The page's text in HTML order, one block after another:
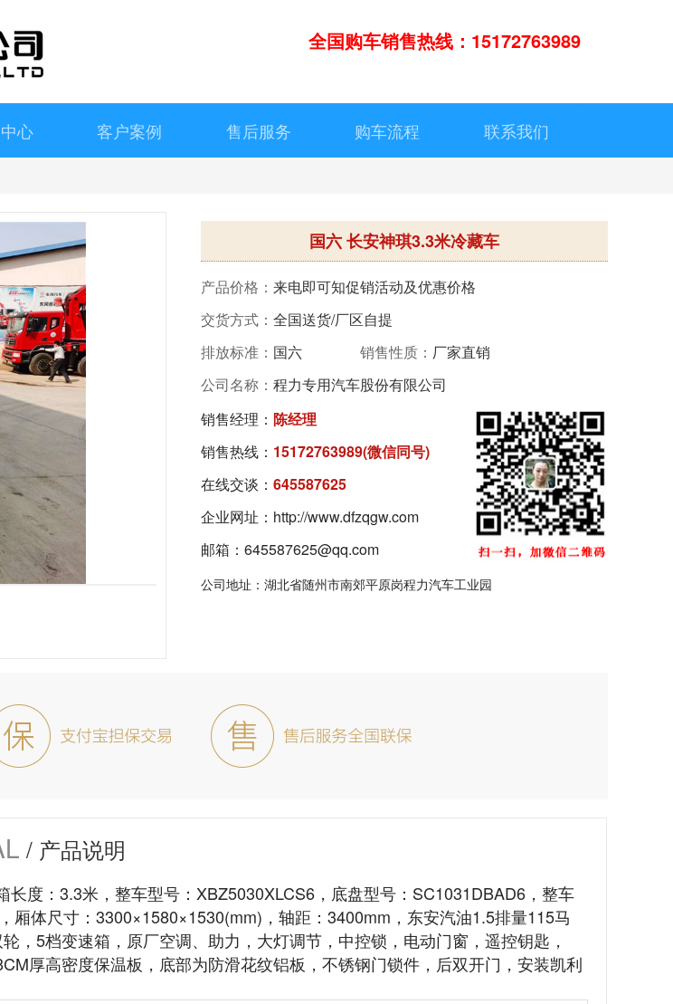
全国购车销售热线：15172763989
心 客户案例 售后服务 购车流程 联系我们
国六 长安神琪3.3米冷藏车
产品价格： 来电即可知促销活动及优惠价格
交货方式： 全国送货/厂区自提
排放标准： 国六 销售性质： 厂家直销
公司名称： 程力专用汽车股份有限公司
销售经理： 陈经理
销售热线： 15172763989(微信同号)
在线交谈： 645587625
企业网址：http://www.dfzqgw.com
邮箱：645587625@qq.com
公司地址：湖北省随州市南郊平原岗程力汽车工业园
/ 产品说明
长度：3.3米，整车型号：XBZ5030XLCS6，底盘型号：SC1031DBAD6，整车
厢体尺寸：3300×1580×1530(mm)，轴距：3400mm，东安汽油1.5排量115马
，5档变速箱，原厂空调、助力，大灯调节，中控锁，电动门窗，遥控钥匙，
厚高密度保温板，底部为防滑花纹铝板，不锈钢门锁件，后双开门，安装凯利